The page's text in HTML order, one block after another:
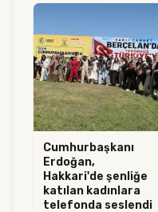
Cumhurbaşkanı
Erdoğan,
Hakkari'de şenliğe
katılan kadınlara
telefonda seslendi